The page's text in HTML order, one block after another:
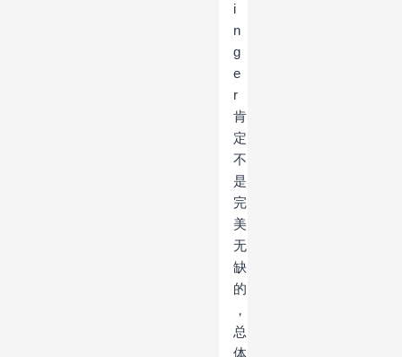
i
n
g
e
r
肯
定
不
是
完
美
无
缺
的
，
总
体